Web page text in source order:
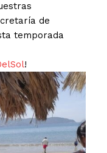
de
temporada
!